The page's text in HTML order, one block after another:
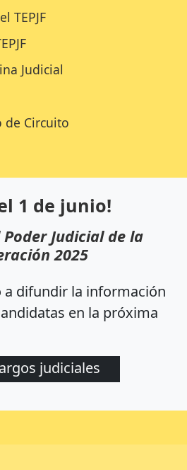
TEPJF
Judicial
de Circuito
1 de junio!
Judicial de la
2025
a difundir la información
en la próxima
judiciales